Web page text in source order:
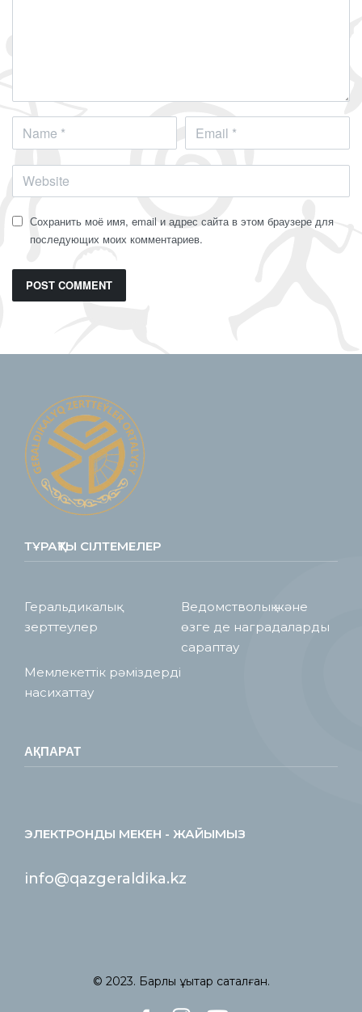
Сохранить моё имя, email и адрес сайта в этом браузере для
последующих моих комментариев.
ТҰРАҚТЫ СІЛТЕМЕЛЕР
Геральдикалық
зерттеулер
Ведомстволық және
өзге де наградаларды
сараптау
Мемлекеттік рәміздерді
насихаттау
АҚПАРАТ
ЭЛЕКТРОНДЫ МЕКЕН - ЖАЙЫМЫЗ
info@qazgeraldika.kz
© 2023. Барлық құқықтар сақталған.